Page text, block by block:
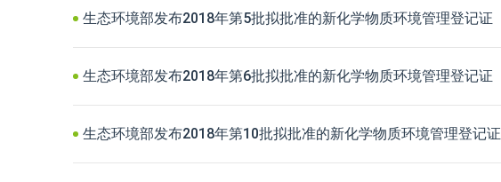
生态环境部发布2018年第5批拟批准的新化学物质环境管理登记证
生态环境部发布2018年第6批拟批准的新化学物质环境管理登记证
生态环境部发布2018年第10批拟批准的新化学物质环境管理登记证